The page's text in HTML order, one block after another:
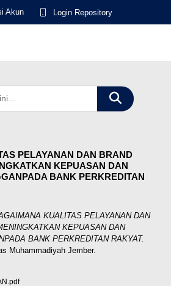
Akun Login Repository
PELAYANAN DAN BRAND
KEPUASAN DAN
BANK PERKREDITAN
KUALITAS PELAYANAN DAN
KEPUASAN DAN
BANK PERKREDITAN RAKYAT.
Muhammadiyah Jember.